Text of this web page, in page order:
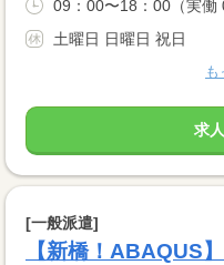
09：00〜18：00（実働
土曜日 日曜日 祝日
も
求
[一般派遣]
【新橋！ABAQUS